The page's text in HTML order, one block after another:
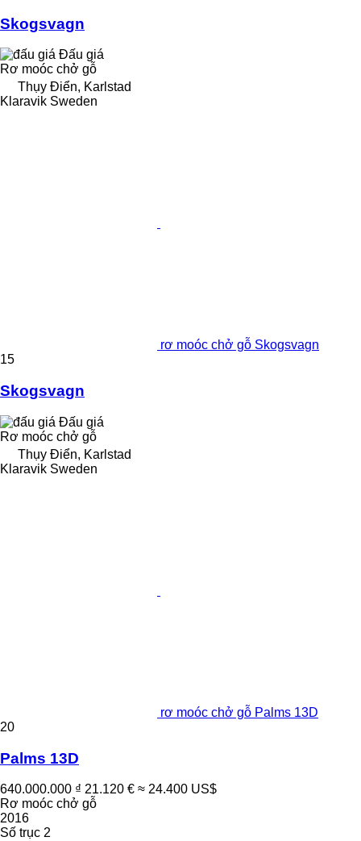
Skogsvagn
Đấu giá
Rơ moóc chở gỗ
Thụy Điển, Karlstad
Klaravik Sweden
rơ moóc chở gỗ Skogsvagn
15
Skogsvagn
Đấu giá
Rơ moóc chở gỗ
Thụy Điển, Karlstad
Klaravik Sweden
rơ moóc chở gỗ Palms 13D
20
Palms 13D
640.000.000 ₫ 21.120 € ≈ 24.400 US$
Rơ moóc chở gỗ
2016
Số trục 2